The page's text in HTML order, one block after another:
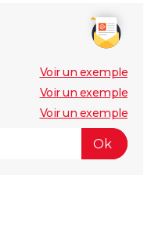
Voir un exemple
Voir un exemple
Voir un exemple